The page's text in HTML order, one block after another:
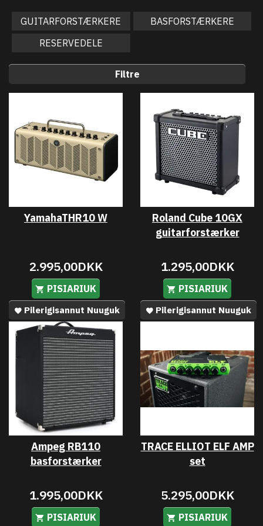
GUITARFORSTÆRKERE
BASFORSTÆRKERE
RESERVEDELE
Filtre
YamahaTHR10 W
2.995,00DKK
PISIARIUK
Pilerigisannut Nuuguk
Roland Cube 10GX
guitarforstærker
1.295,00DKK
PISIARIUK
Pilerigisannut Nuuguk
Ampeg RB110
basforstærker
1.995,00DKK
PISIARIUK
TRACE ELLIOT ELF AMP
set
5.295,00DKK
PISIARIUK